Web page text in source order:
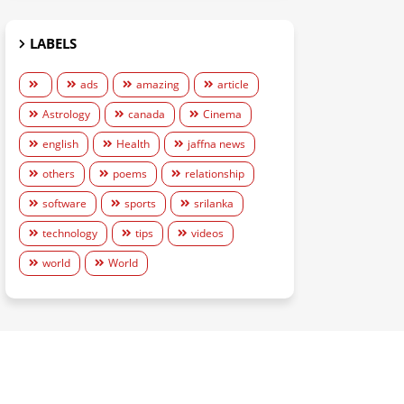
LABELS
ads amazing
article
Astrology
canada
Cinema
english
Health
jaffna news
others
poems
relationship
software
sports
srilanka
technology
tips
videos
world
World